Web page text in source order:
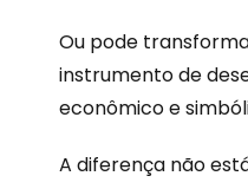
Ou pode
instrumento de
econômico e
A diferença não